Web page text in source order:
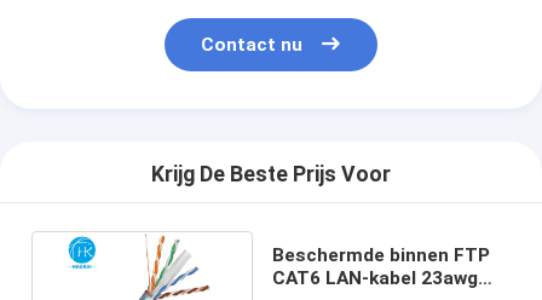
Contact nu
Krijg De Beste Prijs Voor
Beschermde binnen FTP
CAT6 LAN-kabel 23awg